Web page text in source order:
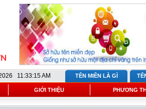
11:33:15 AM TÊN MIỀN LÀ GÌ
GIỚI THIỆU PHƯƠNG